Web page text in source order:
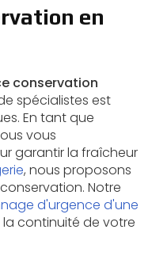
en
conservation
spécialistes est
En tant que
vous
garantir la fraîcheur
, nous proposons
Notre
d'urgence d'une
continuité de votre